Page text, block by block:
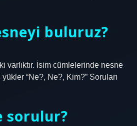
buluruz?
varlıktır. İsim cümlelerinde nesne
“Ne?, Ne?, Kim?” Soruları
sorulur?